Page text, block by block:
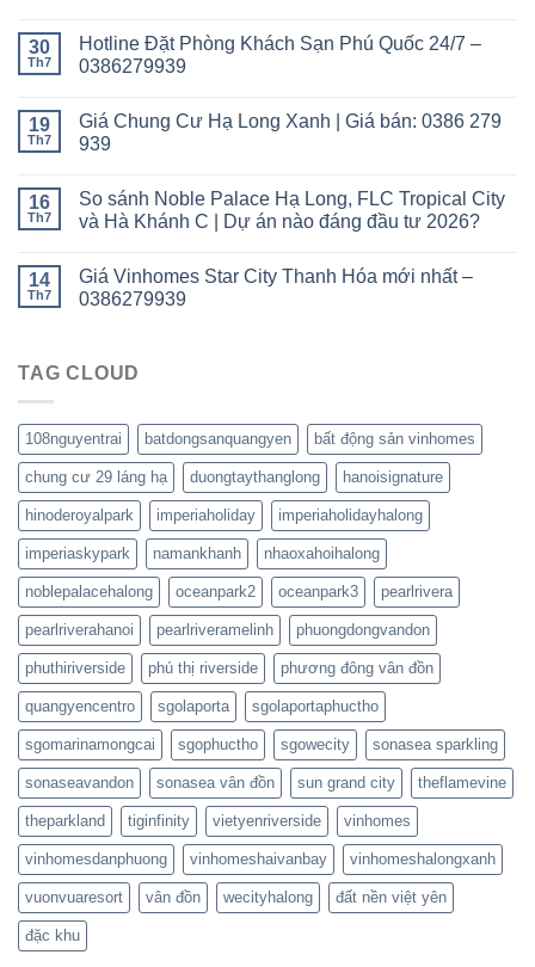
30
Th7
Hotline Đặt Phòng Khách Sạn Phú Quốc 24/7 –
0386279939
19
Th7
Giá Chung Cư Hạ Long Xanh | Giá bán: 0386 279
939
16
Th7
So sánh Noble Palace Hạ Long, FLC Tropical City
và Hà Khánh C | Dự án nào đáng đầu tư 2026?
14
Th7
Giá Vinhomes Star City Thanh Hóa mới nhất –
0386279939
TAG CLOUD
108nguyentrai batdongsanquangyen bất động sản vinhomes
chung cư 29 láng hạ duongtaythanglong hanoisignature
hinoderoyalpark imperiaholiday imperiaholidayhalong
imperiaskypark namankhanh nhaoxahoihalong
noblepalacehalong oceanpark2 oceanpark3 pearlrivera
pearlriverahanoi pearlriveramelinh phuongdongvandon
phuthiriverside phú thị riverside phương đông vân đồn
quangyencentro sgolaporta sgolaportaphuctho
sgomarinamongcai sgophuctho sgowecity sonasea sparkling
sonaseavandon sonasea vân đồn sun grand city theflamevine
theparkland tiginfinity vietyenriverside vinhomes
vinhomesdanphuong vinhomeshaivanbay vinhomeshalongxanh
vuonvuaresort vân đồn wecityhalong đất nền việt yên
đặc khu